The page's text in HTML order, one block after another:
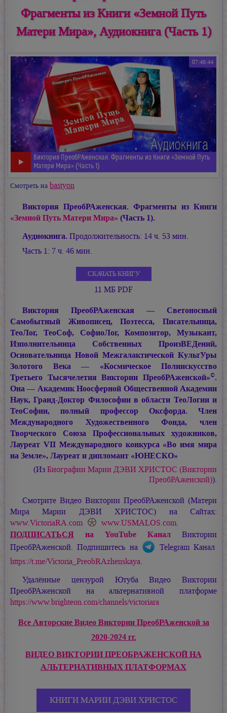
Фрагменты из Книги «Земной Путь
Матери Мира», Аудиокнига (Часть 1)
07:46:44
Виктория ПреобРАженская. Фрагменты из Книги «Земной Путь
Матери Мира» (Часть 1)
Смотреть на bastyon
Виктория ПреобРАженская. Фрагменты из Книги
«Земной Путь Матери Мира» (Часть 1).
Аудиокнига. Продолжительность: 14 ч. 53 мин.
Часть 1: 7 ч. 46 мин.
СКАЧАТЬ КНИГУ
11 МБ PDF
Виктория ПреобРАженская — Светоносный
Самобытный Живописец, Поэтесса, Писательница,
ТеоЛог, ТеоСоф, СофиоЛог, Композитор, Музыкант,
Изполнительница Собственных ПроизВЕДений,
Основательница Новой Межгалактической КультУры
Золотого Века — «Космическое Полиискусство
Третьего Тысячелетия Виктории ПреобРАженской»©.
Она — Академик Ноосферной Общественной Академии
Наук, Гранд-Доктор Философии в области ТеоЛогии и
ТеоСофии, полный профессор Оксфорда. Член
Международного Художественного Фонда, член
Творческого Союза Профессиональных художников,
Лауреат VII Международного конкурса «Во имя мира
на Земле», Лауреат и дипломант «ЮНЕСКО»
(ИзБиографииМарии ДЭВИ ХРИСТОС (Виктории
ПреобРАженской)).
Смотрите Видео Виктории ПреобРАженской (Матери
МираМарии ДЭВИ ХРИСТОС) на Сайтах:
www.VictoriaRA.com
www.USMALOS.com.
ПОДПИСАТЬСЯ на YouTube Канал Виктории
ПреобРАженской. Подпишитесь на
Telegram Канал
https://t.me/Victoria_PreobRAzhenskaya.
Удалённые цензурой Ютуба Видео Виктории
ПреобРАженской на альтернативной платформе
https://www.brighteon.com/channels/victoriara
Все Авторские Видео Виктории ПреобРАженской за
2020-2024 гг.
ВИДЕО ВИКТОРИИ ПРЕОБРАЖЕНСКОЙ НА
АЛЬТЕРНАТИВНЫХ ПЛАТФОРМАХ
КНИГИ МАРИИ ДЭВИ ХРИСТОС